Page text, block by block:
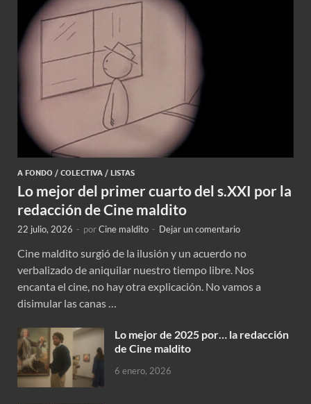
A FONDO / COLECTIVA / LISTAS
Lo mejor del primer cuarto del s.XXI por la
redacción de Cine maldito
22 julio, 2026 - porCine maldito - Dejar un comentario
Cine maldito surgió de la ilusión y un acuerdo no
verbalizado de aniquilar nuestro tiempo libre. Nos
encanta el cine, no hay otra explicación. No vamos a
disimular las canas …
Lo mejor de 2025 por… la redacción
de Cine maldito
6 enero, 2026